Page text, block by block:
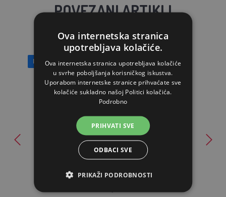
POVEZANI ARTIKLI
Besplatan prijevoz
Volijera za ptice Kerbl drvena, čvrsta, 82 x 67 x 151 cm
Ova internetska stranica
upotrebljava kolačiće.
Ova internetska stranica upotrebljava kolačiće
u svrhe poboljšanja korisničkog iskustva.
Uporabom internetske stranice prihvaćate sve
kolačiće sukladno našoj Politici kolačića.
Podrobno
PRIHVATI SVE
ODBACI SVE
PRIKAŽI PODROBNOSTI